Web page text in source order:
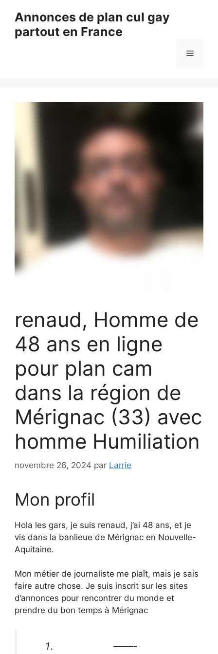
contenu
Annonces de plan cul gay
partout en France
Menu
renaud, Homme de
48 ans en ligne
pour plan cam
dans la région de
Mérignac (33) avec
homme Humiliation
novembre 26, 2024 par Larrie
Mon profil
Hola les gars, je suis renaud, j’ai 48 ans, et je
vis dans la banlieue de Mérignac en Nouvelle-
Aquitaine.
Mon métier de journaliste me plaît, mais je sais
faire autre chose. Je suis inscrit sur les sites
d’annonces pour rencontrer du monde et
prendre du bon temps à Mérignac
——-